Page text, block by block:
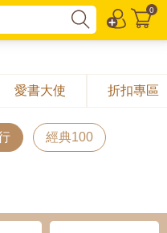
0
愛書大使 折扣專區
經典100